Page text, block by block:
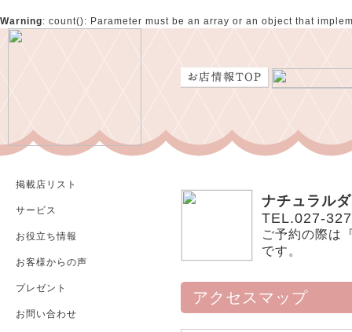
Warning: count(): Parameter must be an array or an object that
掲載店リスト
サービス
お役立ち情報
お客様からの声
プレゼント
お問い合わせ
ナチュラル
TEL.027-
ご予約の際は
です。
アクセスマップ